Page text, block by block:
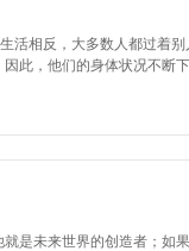
活相反，大多数人都过着
此，他们的身体状况不断
是未来世界的创造者；如